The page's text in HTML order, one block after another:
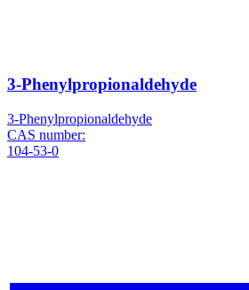
3-Phenylpropionaldehyde
3-Phenylpropionaldehyde
CAS number:
104-53-0